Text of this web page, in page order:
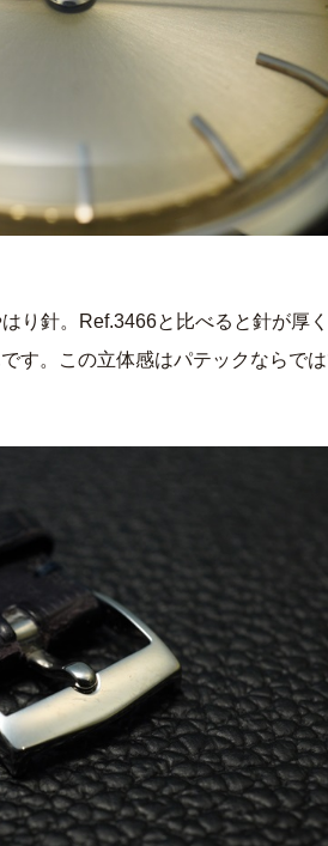
り針。Ref.3466と比べると針が厚
す。この立体感はパテックならでは